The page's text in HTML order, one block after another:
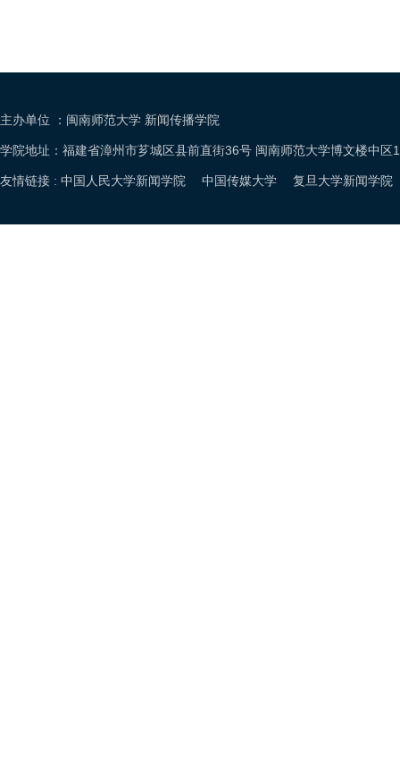
主办单位 ：闽南师范大学 新闻传播学院
学院地址：福建省漳州市芗城区县前直街36号 闽南师范大学博文楼中
友情链接 : 中国人民大学新闻学院 中国传媒大学 复旦大学新闻学院